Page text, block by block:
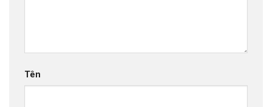
Tên